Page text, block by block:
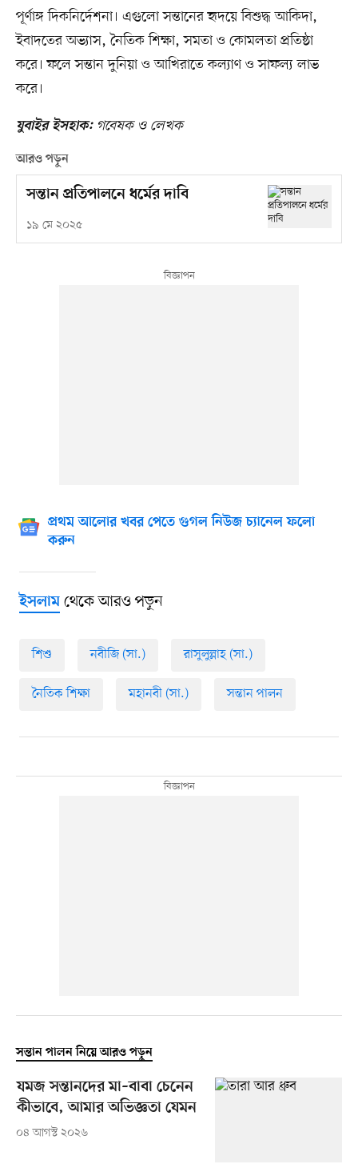
পূর্ণাঙ্গ দিকনির্দেশনা। এগুলো সন্তানের হৃদয়ে বিশুদ্ধ আকিদা,
ইবাদতের অভ্যাস, নৈতিক শিক্ষা, সমতা ও কোমলতা প্রতিষ্ঠা
করে। ফলে সন্তান দুনিয়া ও আখিরাতে কল্যাণ ও সাফল্য লাভ
করে।
যুবাইর ইসহাক:গবেষক ও লেখক
আরও পড়ুন
সন্তান প্রতিপালনে ধর্মের দাবি
১৯ মে ২০২৫
প্রথম আলোর খবর পেতে গুগল নিউজ চ্যানেল ফলো
করুন
ইসলামথেকে আরও পড়ুন
শিশু নবীজি (সা.) রাসুলুল্লাহ (সা.)
নৈতিক শিক্ষা মহানবী (সা.) সন্তান পালন
সন্তান পালন নিয়ে আরও পড়ুন
যমজ সন্তানদের মা–বাবা চেনেন
কীভাবে, আমার অভিজ্ঞতা যেমন
০৪ আগস্ট ২০২৬